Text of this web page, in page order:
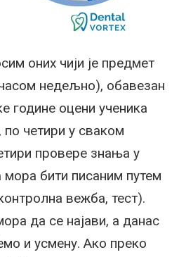
оних чији је предмет
недељно), обавезан
године оцени ученика
четири у сваком
провере знања у
мора бити писаним путем
вежба, тест).
да се најави, а данас
и усмену. Ако преко